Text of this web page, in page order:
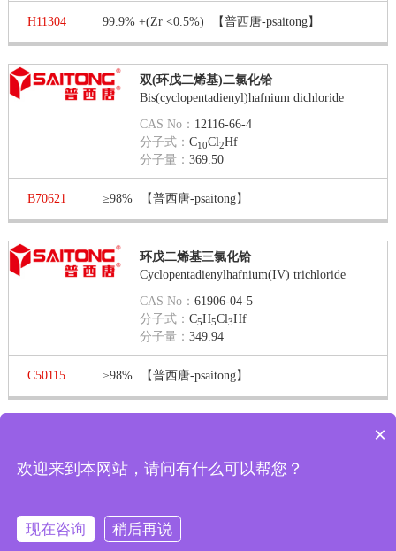
H11304 99.9% +(Zr <0.5%) 【普西唐-psaitong】
双(环戊二烯基)二氯化铪
Bis(cyclopentadienyl)hafnium dichloride
CAS No： 12116-66-4
分子式：C10Cl2Hf
分子量：369.50
B70621 ≥98% 【普西唐-psaitong】
环戊二烯基三氯化铪
Cyclopentadienylhafnium(IV) trichloride
CAS No：61906-04-5
分子式：C5H5Cl3Hf
分子量：349.94
C50115 ≥98% 【普西唐-psaitong】
第 1 页 / 共 1 页 第一页 上一页 下一页
×
欢迎来到本网站，请问有什么可以帮您？
现在咨询 稍后再说